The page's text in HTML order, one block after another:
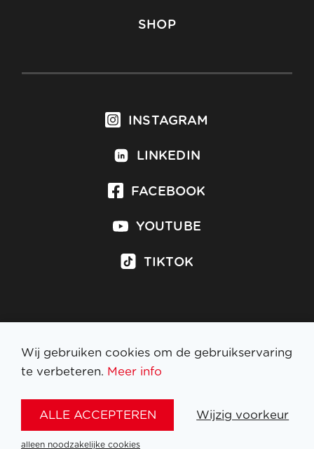
SHOP
INSTAGRAM
LINKEDIN
FACEBOOK
YOUTUBE
TIKTOK
Inschrijven op nieuwsbrief
Wij gebruiken cookies om de gebruikservaring
te verbeteren. Meer info
ALLE ACCEPTEREN Wijzig voorkeur
alleen noodzakelijke cookies